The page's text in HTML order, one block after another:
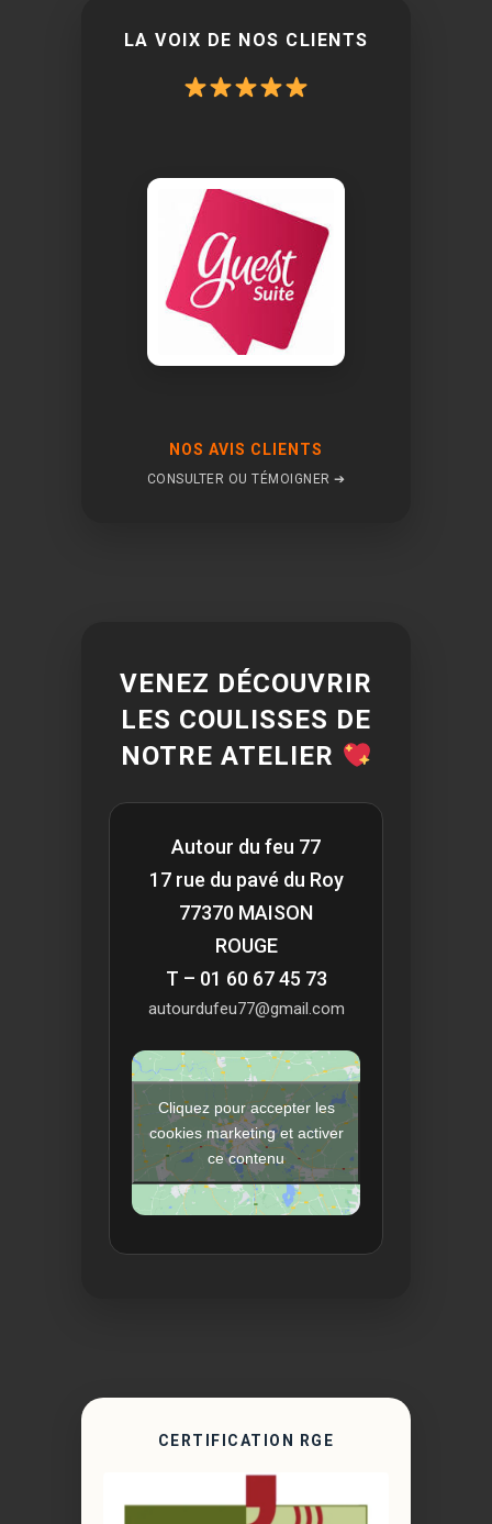
LA VOIX DE NOS CLIENTS
NOS AVIS CLIENTS
CONSULTER OU TÉMOIGNER ➔
VENEZ DÉCOUVRIR
LES COULISSES DE
NOTRE ATELIER
Autour du feu 77
17 rue du pavé du Roy
77370 MAISON
ROUGE
T – 01 60 67 45 73
autourdufeu77@gmail.com
Cliquez pour accepter les
cookies marketing et activer
ce contenu
CERTIFICATION RGE